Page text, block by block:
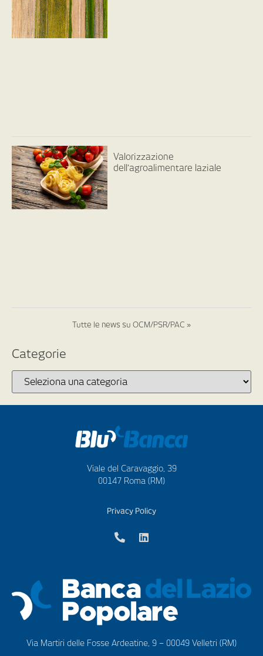
Valorizzazione
dell’agroalimentare laziale
Tutte le news su OCM/PSR/PAC »
Categorie
Viale del Caravaggio, 39
00147 Roma (RM)
Privacy Policy
Via Martiri delle Fosse Ardeatine, 9 – 00049 Velletri (RM)